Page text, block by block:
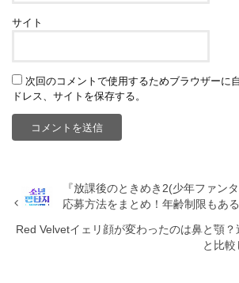
サイト
次回のコメントで使用するためブラウザーに
ドレス、サイトを保存する。
『放課後のときめき2(少年ファン
応募方法をまとめ！年齢制限もあ
Red Velvetイェリ顔が変わったのは鼻と顎
と比較